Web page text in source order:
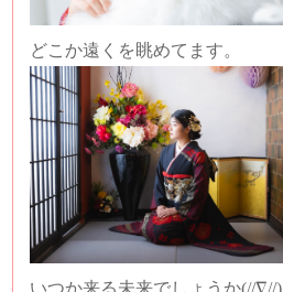
どこか遠くを眺めてます。